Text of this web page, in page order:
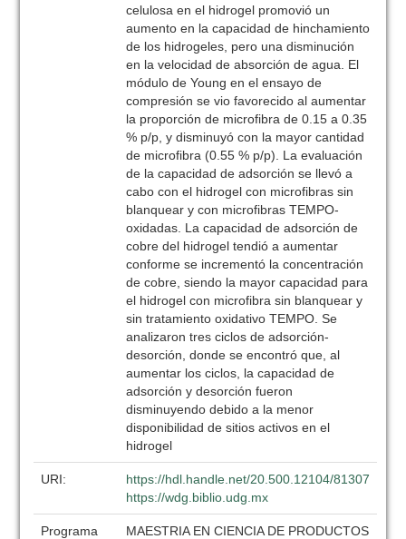
celulosa en el hidrogel promovió un
aumento en la capacidad de hinchamiento
de los hidrogeles, pero una disminución
en la velocidad de absorción de agua. El
módulo de Young en el ensayo de
compresión se vio favorecido al aumentar
la proporción de microfibra de 0.15 a 0.35
% p/p, y disminuyó con la mayor cantidad
de microfibra (0.55 % p/p). La evaluación
de la capacidad de adsorción se llevó a
cabo con el hidrogel con microfibras sin
blanquear y con microfibras TEMPO-
oxidadas. La capacidad de adsorción de
cobre del hidrogel tendió a aumentar
conforme se incrementó la concentración
de cobre, siendo la mayor capacidad para
el hidrogel con microfibra sin blanquear y
sin tratamiento oxidativo TEMPO. Se
analizaron tres ciclos de adsorción-
desorción, donde se encontró que, al
aumentar los ciclos, la capacidad de
adsorción y desorción fueron
disminuyendo debido a la menor
disponibilidad de sitios activos en el
hidrogel
URI:
https://hdl.handle.net/20.500.12104/81307
https://wdg.biblio.udg.mx
Programa
MAESTRIA EN CIENCIA DE PRODUCTOS